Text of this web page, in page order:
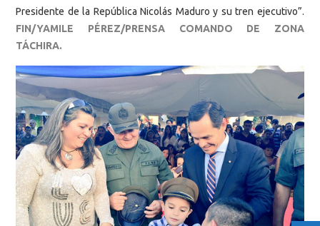
Presidente de la República Nicolás Maduro y su tren ejecutivo”.
FIN/YAMILE PÉREZ/PRENSA COMANDO DE ZONA
TÁCHIRA.